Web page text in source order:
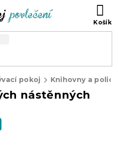
pokoj Knihovny a police
nástěnných